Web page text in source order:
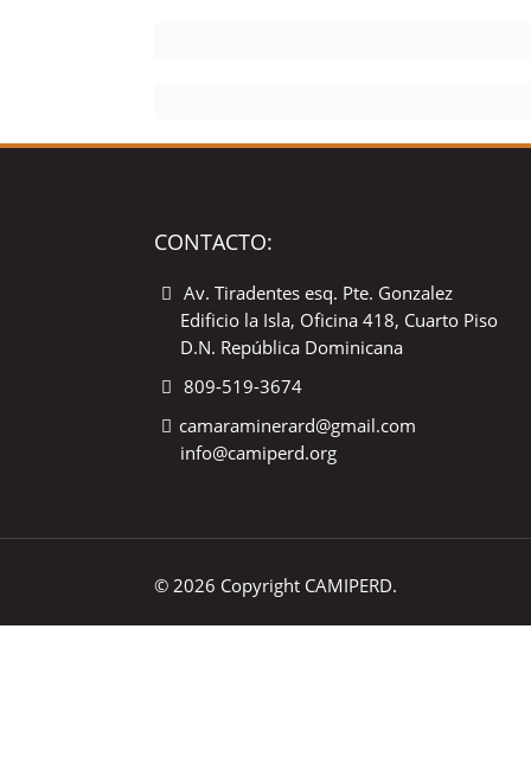
CONTACTO:
Av. Tiradentes esq. Pte. Gonzalez
Edificio la Isla, Oficina 418, Cuarto Piso
D.N. República Dominicana
809-519-3674
camaraminerard@gmail.com
info@camiperd.org
© 2026 Copyright CAMIPERD.